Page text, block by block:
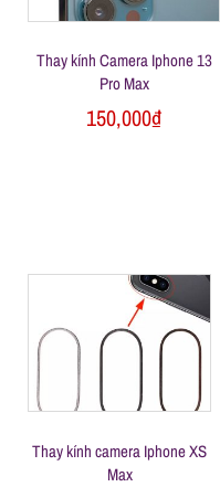
Thay kính Camera Iphone 13
Pro Max
150,000₫
Thay kính camera Iphone XS
Max